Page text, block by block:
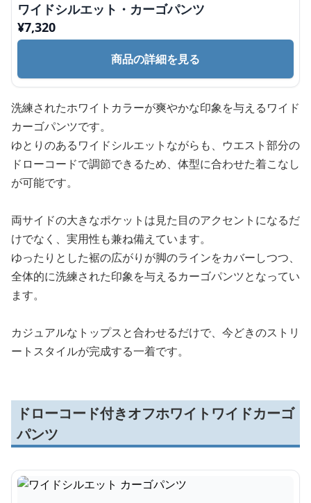
ワイドシルエット・カーゴパンツ
¥7,320
商品の詳細を見る
洗練されたホワイトカラーが爽やかな印象を与えるワイド
カーゴパンツです。
ゆとりのあるワイドシルエットながらも、ウエスト部分の
ドローコードで調節できるため、体型に合わせた着こなし
が可能です。
両サイドの大きなポケットは見た目のアクセントになるだ
けでなく、実用性も兼ね備えています。
ゆったりとした裾の広がりが脚のラインをカバーしつつ、
全体的に洗練された印象を与えるカーゴパンツとなってい
ます。
カジュアルなトップスと合わせるだけで、今どきのストリ
ートスタイルが完成する一着です。
ドローコード付きオフホワイトワイドカーゴ
パンツ